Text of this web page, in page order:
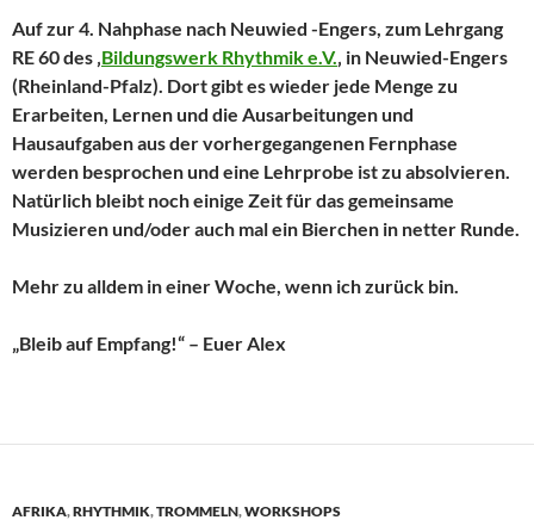
Auf zur 4. Nahphase nach Neuwied -Engers, zum Lehrgang
RE 60 des ‚Bildungswerk Rhythmik e.V.‚ in Neuwied-Engers
(Rheinland-Pfalz). Dort gibt es wieder jede Menge zu
Erarbeiten, Lernen und die Ausarbeitungen und
Hausaufgaben aus der vorhergegangenen Fernphase
werden besprochen und eine Lehrprobe ist zu absolvieren.
Natürlich bleibt noch einige Zeit für das gemeinsame
Musizieren und/oder auch mal ein Bierchen in netter Runde.
Mehr zu alldem in einer Woche, wenn ich zurück bin.
„Bleib auf Empfang!“ – Euer Alex
AFRIKA,RHYTHMIK,TROMMELN,WORKSHOPS